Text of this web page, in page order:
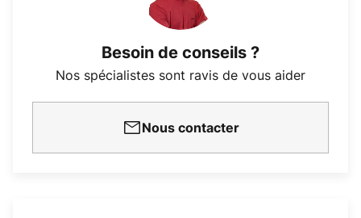
Besoin de conseils ?
Nos spécialistes sont ravis de vous aider
Nous contacter